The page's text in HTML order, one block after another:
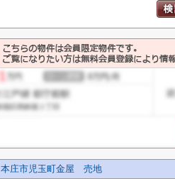
本庄市児玉町金屋 売地